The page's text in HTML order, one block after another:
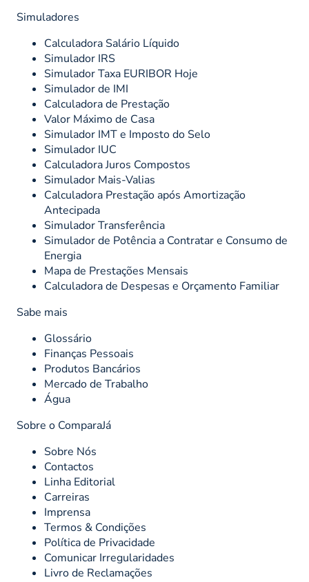
Simuladores
Calculadora Salário Líquido
Simulador IRS
Simulador Taxa EURIBOR Hoje
Simulador de IMI
Calculadora de Prestação
Valor Máximo de Casa
Simulador IMT e Imposto do Selo
Simulador IUC
Calculadora Juros Compostos
Simulador Mais-Valias
Calculadora Prestação após Amortização
Antecipada
Simulador Transferência
Simulador de Potência a Contratar e Consumo de
Energia
Mapa de Prestações Mensais
Calculadora de Despesas e Orçamento Familiar
Sabe mais
Glossário
Finanças Pessoais
Produtos Bancários
Mercado de Trabalho
Água
Sobre o ComparaJá
Sobre Nós
Contactos
Linha Editorial
Carreiras
Imprensa
Termos & Condições
Política de Privacidade
Comunicar Irregularidades
Livro de Reclamações